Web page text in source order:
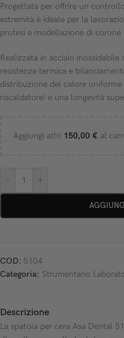
Progettata per offrire un
estremità è ideale per la
protesi e modellazione di corone
Realizzata in acciaio
resistenza termica e
distribuzione del calore
riscaldatore) e una longevità
Aggiungi altri 150,00 € al
- +
COD: 5104
Categoria: Strumentario
Descrizione
La spatola per cera Asa Dental